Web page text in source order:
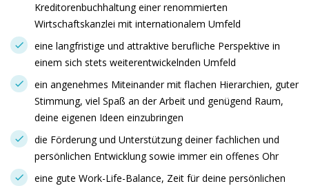
Kreditorenbuchhaltung einer renommierten
Wirtschaftskanzlei mit internationalem Umfeld
eine langfristige und attraktive berufliche Perspektive in
einem sich stets weiterentwickelnden Umfeld
ein angenehmes Miteinander mit flachen Hierarchien, guter
Stimmung, viel Spaß an der Arbeit und genügend Raum,
deine eigenen Ideen einzubringen
die Förderung und Unterstützung deiner fachlichen und
persönlichen Entwicklung sowie immer ein offenes Ohr
eine gute Work-Life-Balance, Zeit für deine persönlichen